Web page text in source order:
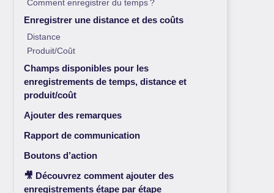
Comment enregistrer du temps ?
Enregistrer une distance et des coûts
Distance
Produit/Coût
Champs disponibles pour les
enregistrements de temps, distance et
produit/coût
Ajouter des remarques
Rapport de communication
Boutons d’action
🎥 Découvrez comment ajouter des
enregistrements étape par étape